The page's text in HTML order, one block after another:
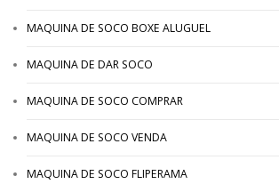
MAQUINA DE SOCO BOXE ALUGUEL
MAQUINA DE DAR SOCO
MAQUINA DE SOCO COMPRAR
MAQUINA DE SOCO VENDA
MAQUINA DE SOCO FLIPERAMA